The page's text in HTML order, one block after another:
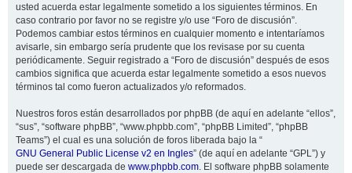
usted acuerda estar legalmente sometido a los siguientes términos. En
caso contrario por favor no se registre y/o use “Foro de discusión”.
Podemos cambiar estos términos en cualquier momento e intentaríamos
avisarle, sin embargo sería prudente que los revisase por su cuenta
periódicamente. Seguir registrado a “Foro de discusión” después de esos
cambios significa que acuerda estar legalmente sometido a esos nuevos
términos tal como fueron actualizados y/o reformados.
Nuestros foros están desarrollados por phpBB (de aquí en adelante “ellos”,
“sus”, “software phpBB”, “www.phpbb.com”, “phpBB Limited”, “phpBB
Teams”) el cual es una solución de foros liberada bajo la “
GNU General Public License v2 en Ingles” (de aquí en adelante “GPL”) y
puede ser descargada de www.phpbb.com. El software phpBB solamente